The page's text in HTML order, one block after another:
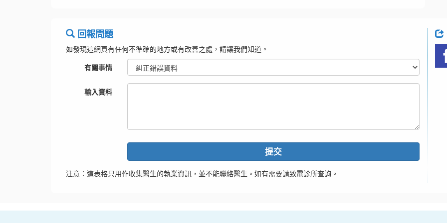
回報問題
如發現這網頁有任何不準確的地方或有改善之處，請讓我們知道。
有關事情
輸入資料
提交
注意：這表格只用作收集醫生的執業資訊，並不能聯絡醫生。如有需要請致電診所查詢。